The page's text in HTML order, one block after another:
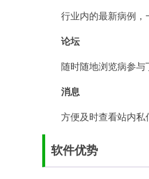
行业内的最新病例，
论坛
随时随地浏览病参与
消息
方便及时查看站内私
软件优势